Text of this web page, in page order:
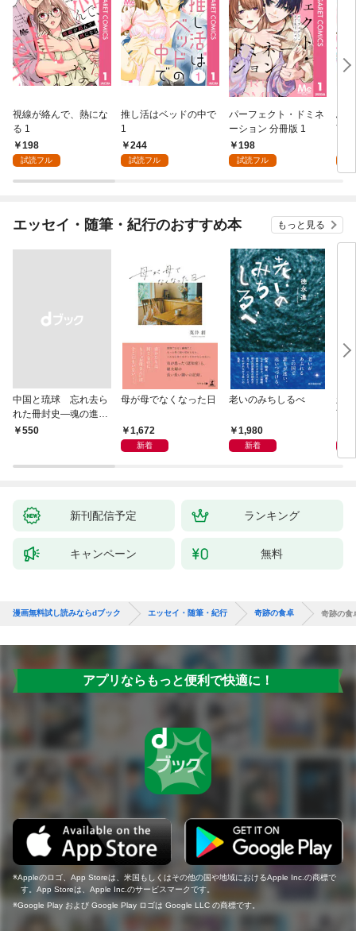
視線が絡んで、熱にな
る 1
198
試読フル
推し活はベッドの中で
1
244
試読フル
パーフェクト・ドミネ
ーション 分冊版 1
198
試読フル
ふ
言
エッセイ・随筆・紀行のおすすめ本 もっと見る
中国と琉球 忘れ去ら
れた冊封史―魂の進化
―
￥550
母が母でなくなった日
1,672
新着
老いのみちしるべ
1,980
新着
新
育
新刊配信予定 ランキング
キャンペーン 無料
漫画無料試し読みならdブック エッセイ・随筆・紀行 奇跡の食卓 奇跡の食
アプリならもっと便利で快適に！
Appleのロゴ、App Storeは、米国もしくはその他の国や地域におけるApple Inc.の商標で
す。App Storeは、Apple Inc.のサービスマークです。
Google Play および Google Play ロゴは Google LLC の商標です。